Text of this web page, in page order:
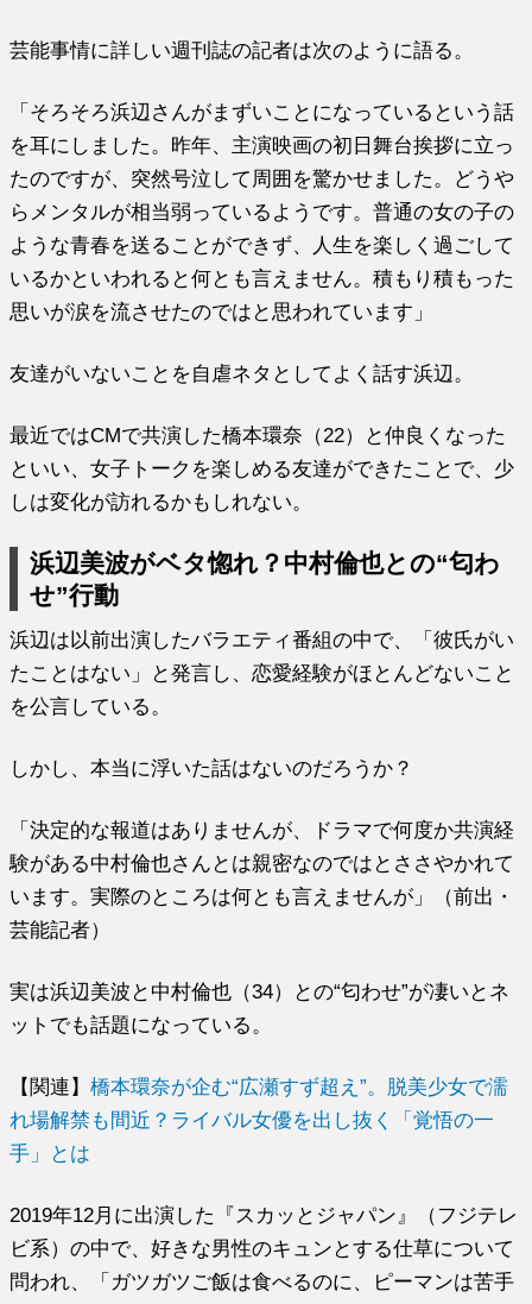
芸能事情に詳しい週刊誌の記者は次のように語る。
「そろそろ浜辺さんがまずいことになっているという話
を耳にしました。昨年、主演映画の初日舞台挨拶に立っ
たのですが、突然号泣して周囲を驚かせました。どうや
らメンタルが相当弱っているようです。普通の女の子の
ような青春を送ることができず、人生を楽しく過ごして
いるかといわれると何とも言えません。積もり積もった
思いが涙を流させたのではと思われています」
友達がいないことを自虐ネタとしてよく話す浜辺。
最近ではCMで共演した橋本環奈（22）と仲良くなった
といい、女子トークを楽しめる友達ができたことで、少
しは変化が訪れるかもしれない。
浜辺美波がベタ惚れ？中村倫也との“匂わ
せ”行動
浜辺は以前出演したバラエティ番組の中で、「彼氏がい
たことはない」と発言し、恋愛経験がほとんどないこと
を公言している。
しかし、本当に浮いた話はないのだろうか？
「決定的な報道はありませんが、ドラマで何度か共演経
験がある中村倫也さんとは親密なのではとささやかれて
います。実際のところは何とも言えませんが」（前出・
芸能記者）
実は浜辺美波と中村倫也（34）との“匂わせ”が凄いとネ
ットでも話題になっている。
【関連】橋本環奈が企む“広瀬すず超え”。脱美少女で濡
れ場解禁も間近？ライバル女優を出し抜く「覚悟の一
手」とは
2019年12月に出演した『スカッとジャパン』（フジテレ
ビ系）の中で、好きな男性のキュンとする仕草について
問われ、「ガツガツご飯は食べるのに、ピーマンは苦手